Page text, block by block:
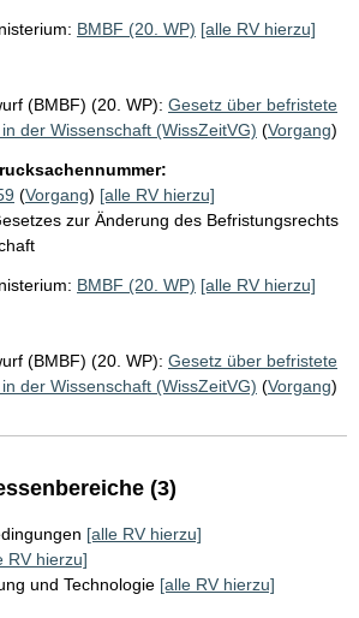
BMBF (20. WP) [alle RV hierzu]
(BMBF) (20. WP): Gesetz über befristete
der Wissenschaft (WissZeitVG) (Vorgang)
(Vorgang) [alle RV hierzu]
zur Änderung des Befristungsrechts
BMBF (20. WP) [alle RV hierzu]
(BMBF) (20. WP): Gesetz über befristete
der Wissenschaft (WissZeitVG) (Vorgang)
(3)
[alle RV hierzu]
RV hierzu]
und Technologie [alle RV hierzu]